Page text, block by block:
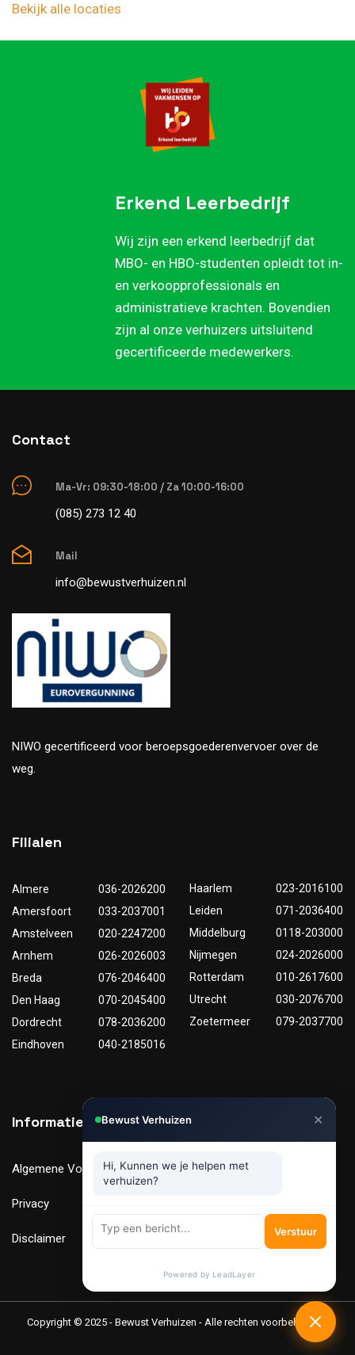
Bekijk alle locaties
Erkend Leerbedrijf
Wij zijn een erkend leerbedrijf dat
MBO- en HBO-studenten opleidt tot in-
en verkoopprofessionals en
administratieve krachten. Bovendien
zijn al onze verhuizers uitsluitend
gecertificeerde medewerkers.
Contact
Ma-Vr: 09:30-18:00 / Za 10:00-16:00
(085) 273 12 40
Mail
info@bewustverhuizen.nl
NIWO gecertificeerd voor beroepsgoederenvervoer over de
weg.
Filialen
Almere
036-2026200
Amersfoort
033-2037001
Amstelveen
020-2247200
Arnhem
026-2026003
Breda
076-2046400
Den Haag
070-2045400
Dordrecht
078-2036200
Eindhoven
040-2185016
Haarlem
023-2016100
Leiden
071-2036400
Middelburg
0118-203000
Nijmegen
024-2026000
Rotterdam
010-2617600
Utrecht
030-2076700
Zoetermeer
079-2037700
Informatie
Algemene Voorwaarden
Privacy
Disclaimer
Nuttige links
Tarieven
Copyright © 2025 - Bewust Verhuizen - Alle rechten voorbehouden
Bewust Verhuizen ✕
Hi, Kunnen we je helpen met
verhuizen?
Verstuur
Powered by LeadLayer